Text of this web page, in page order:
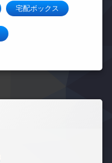
宅配ボックス